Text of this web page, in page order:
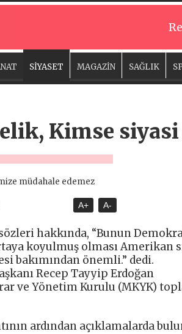
SİYASET MAGAZİN SAĞLIK
Kimse
A+ A-
hakkında, “Bunun
koyulmuş olması Amerikan
bakımından önemli.” dedi.
Recep Tayyip Erdoğan
ve Yönetim Kurulu (MKYK)
ardından açıklamalarda